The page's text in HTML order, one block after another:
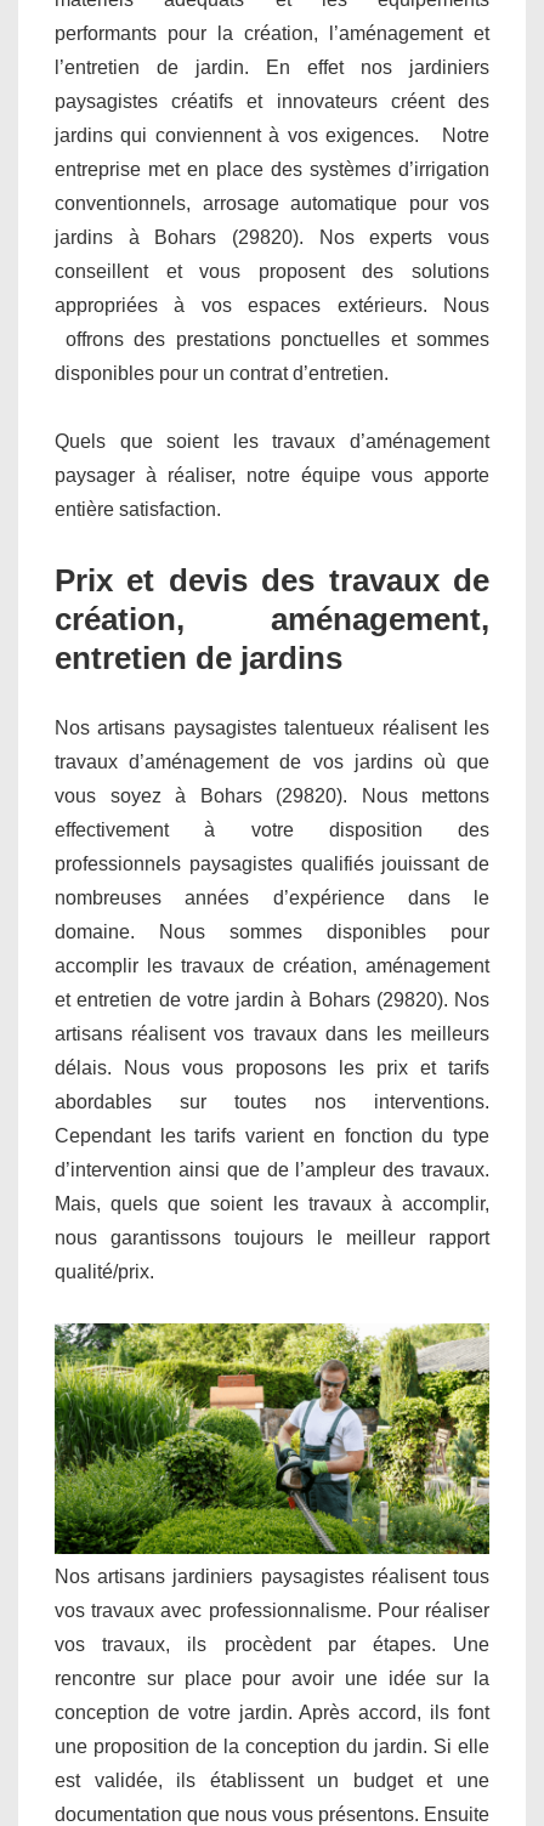
performants pour la création, l’aménagement et
l’entretien de jardin. En effet nos jardiniers
paysagistes créatifs et innovateurs créent des
jardins qui conviennent à vos exigences. Notre
entreprise met en place des systèmes d’irrigation
conventionnels, arrosage automatique pour vos
jardins à Bohars (29820). Nos experts vous
conseillent et vous proposent des solutions
appropriées à vos espaces extérieurs. Nous
offrons des prestations ponctuelles et sommes
disponibles pour un contrat d’entretien.
Quels que soient les travaux d’aménagement
paysager à réaliser, notre équipe vous apporte
entière satisfaction.
Prix et devis des travaux de
création, aménagement,
entretien de jardins
Nos artisans paysagistes talentueux réalisent les
travaux d’aménagement de vos jardins où que
vous soyez à Bohars (29820). Nous mettons
effectivement à votre disposition des
professionnels paysagistes qualifiés jouissant de
nombreuses années d’expérience dans le
domaine. Nous sommes disponibles pour
accomplir les travaux de création, aménagement
et entretien de votre jardin à Bohars (29820). Nos
artisans réalisent vos travaux dans les meilleurs
délais. Nous vous proposons les prix et tarifs
abordables sur toutes nos interventions.
Cependant les tarifs varient en fonction du type
d’intervention ainsi que de l’ampleur des travaux.
Mais, quels que soient les travaux à accomplir,
nous garantissons toujours le meilleur rapport
qualité/prix.
Nos artisans jardiniers paysagistes réalisent tous
vos travaux avec professionnalisme. Pour réaliser
vos travaux, ils procèdent par étapes. Une
rencontre sur place pour avoir une idée sur la
conception de votre jardin. Après accord, ils font
une proposition de la conception du jardin. Si elle
est validée, ils établissent un budget et une
documentation que nous vous présentons. Ensuite